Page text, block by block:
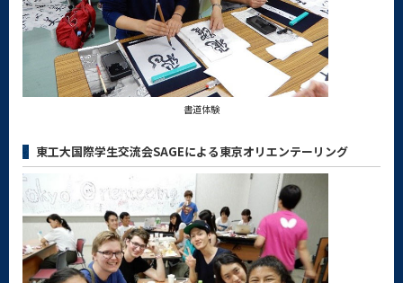
書道体験
東工大国際学生交流会SAGEによる東京オリエンテーリング